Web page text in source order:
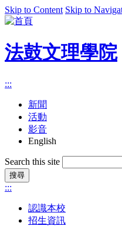
Skip to Content Skip to
法鼓文理學院
:::
新聞
活動
影音
English
Search this site
:::
認識本校
招生資訊